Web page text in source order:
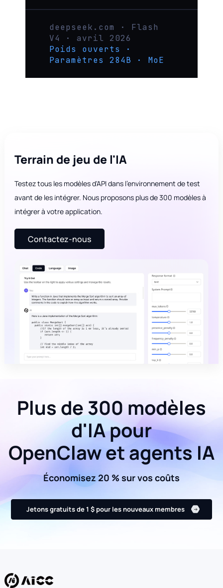
deepseek.com · Flash
V4 · avril 2026
Poids ouverts ·
Paramètres 284B · MoE
Terrain de jeu de l'IA
Testez tous les modèles d'API dans l'environnement de test
avant de les intégrer. Nous proposons plus de 300 modèles à
intégrer à votre application.
Contactez-nous
Plus de 300 modèles
d'IA pour
OpenClaw et agents IA
Économisez 20 % sur vos coûts
Jetons gratuits de 1 $ pour les nouveaux membres